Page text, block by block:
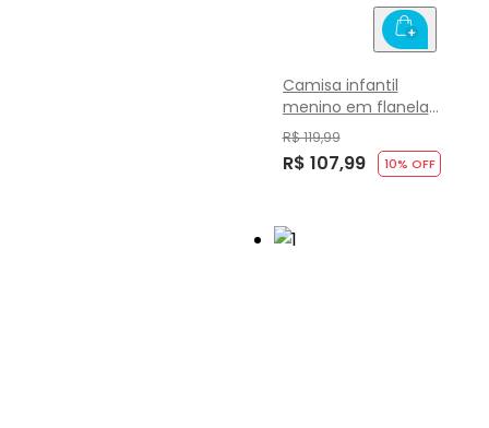
Camisa infantil
menino em flanela
xadrez Brandili
R$ 119,99
R$ 107,99 10% OFF